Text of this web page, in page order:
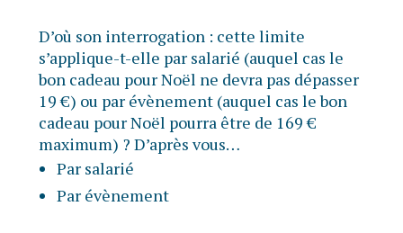
D’où son interrogation : cette limite
s’applique-t-elle par salarié (auquel cas le
bon cadeau pour Noël ne devra pas dépasser
19 €) ou par évènement (auquel cas le bon
cadeau pour Noël pourra être de 169 €
maximum) ? D’après vous…
Par salarié
Par évènement